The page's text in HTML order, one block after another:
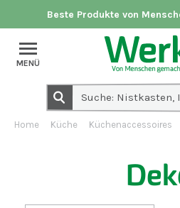
Beste Produkte von
MENÜ
Home Küche Küchenaccessoires